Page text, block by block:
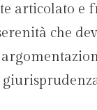
articolato e
che